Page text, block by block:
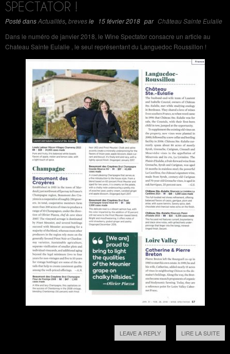
SPECTATOR !
Posté dansActualités, brevesle 15 février 2018 par Château Sainte Eulalie
Dans le numéro de janvier 2018, le Wine Spectator consacre un article au
Chateau Sainte Eulalie , le seul représentant du Languedoc Roussillon !
LIRE LA SUITE
LEAVE A REPLY